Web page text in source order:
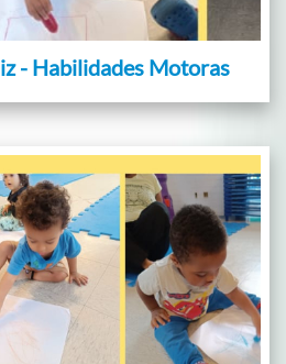
- Habilidades Motoras